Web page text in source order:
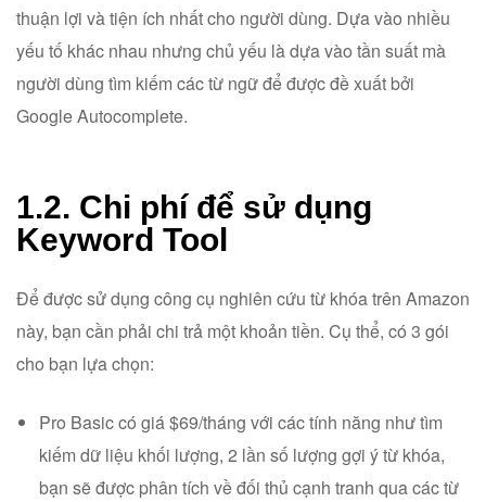
thuận lợi và tiện ích nhất cho người dùng. Dựa vào nhiều
yếu tố khác nhau nhưng chủ yếu là dựa vào tần suất mà
người dùng tìm kiếm các từ ngữ để được đề xuất bởi
Google Autocomplete.
1.2. Chi phí để sử dụng
Keyword Tool
Để được sử dụng công cụ nghiên cứu từ khóa trên Amazon
này, bạn cần phải chi trả một khoản tiền. Cụ thể, có 3 gói
cho bạn lựa chọn:
Pro Basic có giá $69/tháng với các tính năng như tìm
kiếm dữ liệu khối lượng, 2 lần số lượng gợi ý từ khóa,
bạn sẽ được phân tích về đối thủ cạnh tranh qua các từ